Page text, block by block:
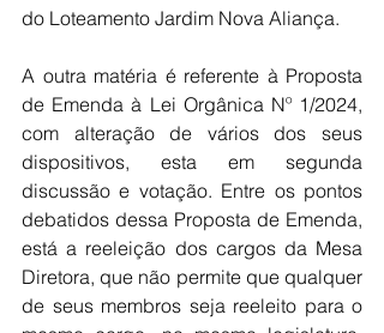
do Loteamento Jardim Nova Aliança.
A outra matéria é referente à Proposta
de Emenda à Lei Orgânica Nº 1/2024,
com alteração de vários dos seus
dispositivos, esta em segunda
discussão e votação. Entre os pontos
debatidos dessa Proposta de Emenda,
está a reeleição dos cargos da Mesa
Diretora, que não permite que qualquer
de seus membros seja reeleito para o